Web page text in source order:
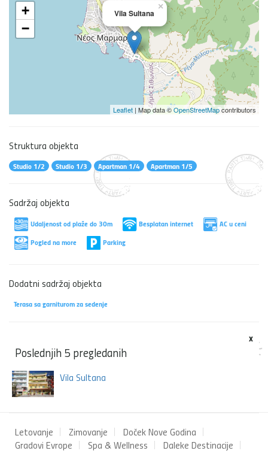
Vila Sultana
×
+
−
Leaflet | Map data ©OpenStreetMapcontributors
Struktura objekta
Studio 1/2 Studio 1/3 Apartman 1/4 Apartman 1/5
Sadržaj objekta
Udaljenost od plaže do 30m Besplatan internet
AC u ceni
Pogled na more
Parking
Dodatni sadržaj objekta
Terasa sa garniturom za sedenje
x
Poslednjih 5 pregledanih
Vila Sultana
Letovanje Zimovanje
Doček Nove Godina
Gradovi Evrope
Spa & Wellness Daleke Destinacije